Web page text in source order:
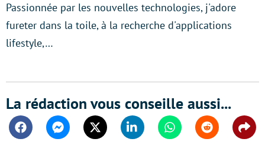
Passionnée par les nouvelles technologies, j'adore
fureter dans la toile, à la recherche d'applications
lifestyle,…
La rédaction vous conseille aussi...
FacebookMessengerTwitter Linkedin WhatsappReddit